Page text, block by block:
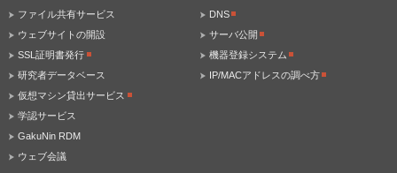
ファイル共有サービス
ウェブサイトの開設
SSL証明書発行
研究者データベース
仮想マシン貸出サービス
学認サービス
GakuNin RDM
ウェブ会議
DNS
サーバ公開
機器登録システム
IP/MACアドレスの調べ方